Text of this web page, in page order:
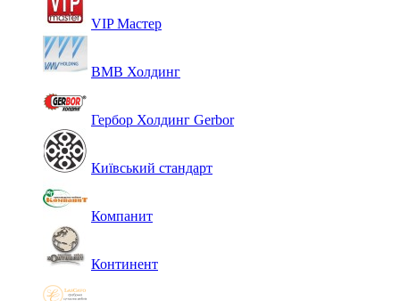
VIP Мастер
ВМВ Холдинг
Гербор Холдинг Gerbor
Київський стандарт
Компанит
Континент